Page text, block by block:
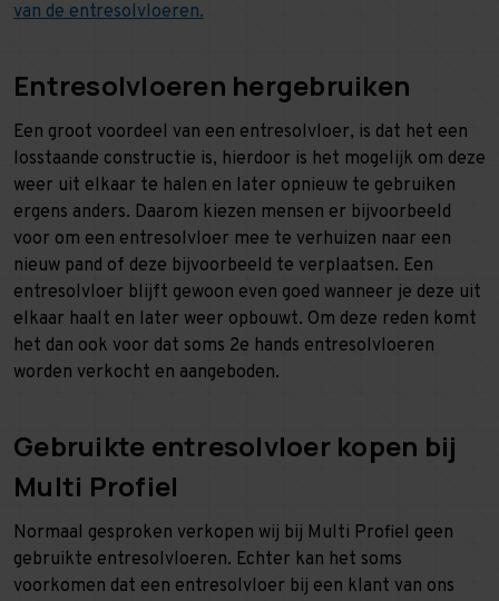
van de entresolvloeren.
Entresolvloeren hergebruiken
Een groot voordeel van een entresolvloer, is dat het een
losstaande constructie is, hierdoor is het mogelijk om deze
weer uit elkaar te halen en later opnieuw te gebruiken
ergens anders. Daarom kiezen mensen er bijvoorbeeld
voor om een entresolvloer mee te verhuizen naar een
nieuw pand of deze bijvoorbeeld te verplaatsen. Een
entresolvloer blijft gewoon even goed wanneer je deze uit
elkaar haalt en later weer opbouwt. Om deze reden komt
het dan ook voor dat soms 2e hands entresolvloeren
worden verkocht en aangeboden.
Gebruikte entresolvloer kopen bij
Multi Profiel
Normaal gesproken verkopen wij bij Multi Profiel geen
gebruikte entresolvloeren. Echter kan het soms
voorkomen dat een entresolvloer bij een klant van ons